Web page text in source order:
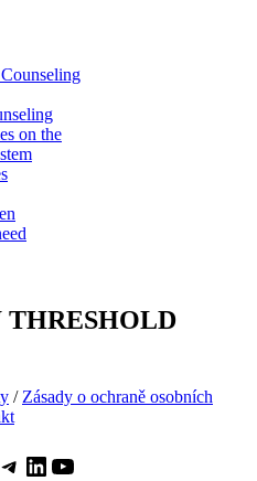
on the
THRESHOLD
/ Zásady o ochraně osobních
Telegram
LinkedIn
YouTube